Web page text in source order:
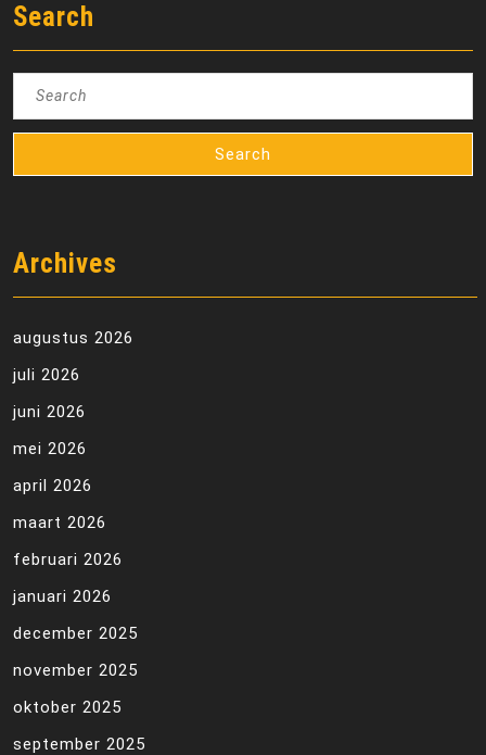
Search
Search
Archives
augustus 2026
juli 2026
juni 2026
mei 2026
april 2026
maart 2026
februari 2026
januari 2026
december 2025
november 2025
oktober 2025
september 2025